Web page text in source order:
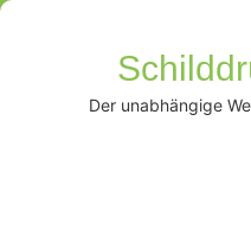
Der unabhängige